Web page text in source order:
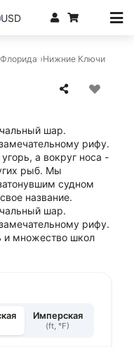
USD
Флорида Нижние Ключи
шар.
рифу.
а вокруг носа -
рыб. Мы
судном
название.
шар.
рифу.
и множество школ
Имперская
(ft, °F)